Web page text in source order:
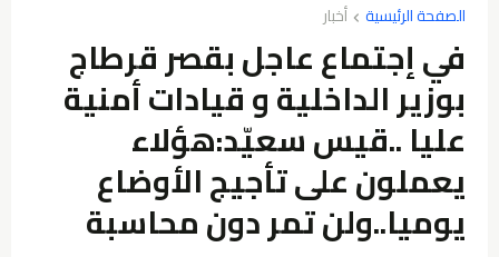
الصفحة الرئيسية أخبار
في إجتماع عاجل بقصر قرطاج
بوزير الداخلية و قيادات أمنية
عليا ..قيس سعيّد:هؤلاء
يعملون على تأجيج الأوضاع
يوميا..ولن تمر دون محاسبة